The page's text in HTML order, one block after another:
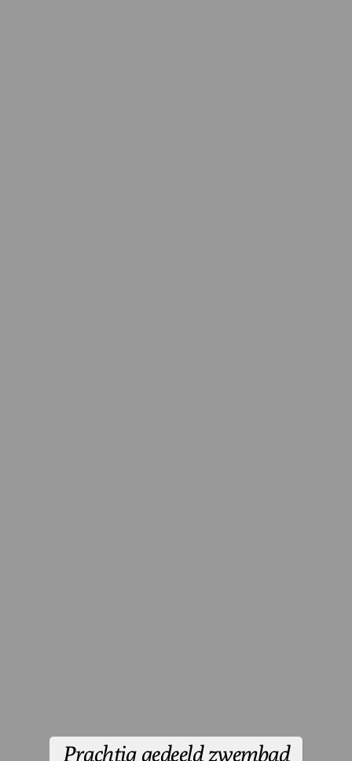
Prachtig gedeeld zwembad